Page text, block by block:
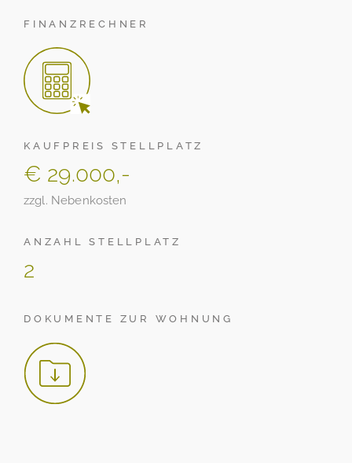
FINANZRECHNER
KAUFPREIS STELLPLATZ
€ 29.000,-
zzgl. Nebenkosten
ANZAHL STELLPLATZ
2
DOKUMENTE ZUR WOHNUNG